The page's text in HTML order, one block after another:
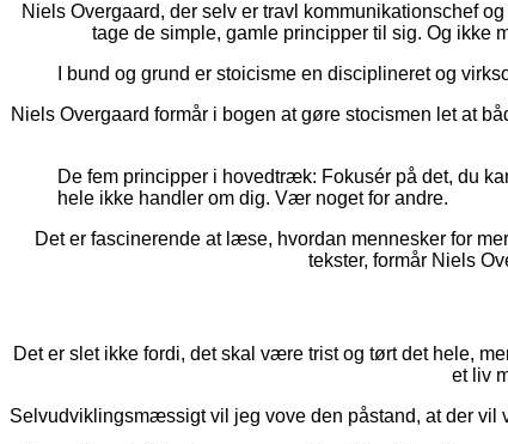
Niels Overgaard, der selv er travl kommunikationschef
tage de simple, gamle principper til sig. Og ikke
I bund og grund er stoicisme en disciplineret og
Niels Overgaard formår i bogen at gøre stocismen let at
De fem principper i hovedtræk: Fokusér på det, du
hele ikke handler om dig. Vær noget for andre.
Det er fascinerende at læse, hvordan mennesker for
tekster, formår Niels
Det er slet ikke fordi, det skal være trist og tørt det hele,
et liv
Selvudviklingsmæssigt vil jeg vove den påstand, at der vil